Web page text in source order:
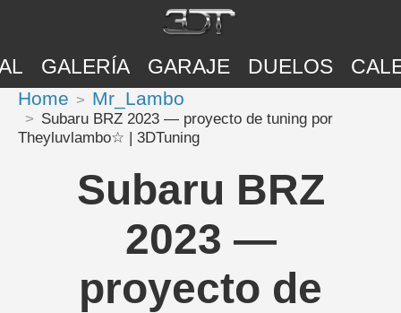
GALERÍA GARAJE DUELOS
Home Mr_Lambo
Subaru BRZ 2023 — proyecto de tuning por
Theyluvlambo☆ | 3DTuning
Subaru BRZ
2023 —
proyecto de